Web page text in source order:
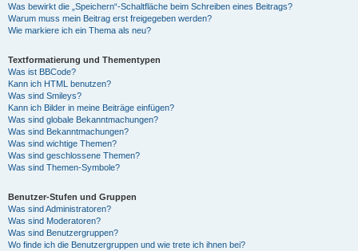
Was bewirkt die „Speichern“-Schaltfläche beim Schreiben eines Beitrags?
Warum muss mein Beitrag erst freigegeben werden?
Wie markiere ich ein Thema als neu?
Textformatierung und Thementypen
Was ist BBCode?
Kann ich HTML benutzen?
Was sind Smileys?
Kann ich Bilder in meine Beiträge einfügen?
Was sind globale Bekanntmachungen?
Was sind Bekanntmachungen?
Was sind wichtige Themen?
Was sind geschlossene Themen?
Was sind Themen-Symbole?
Benutzer-Stufen und Gruppen
Was sind Administratoren?
Was sind Moderatoren?
Was sind Benutzergruppen?
Wo finde ich die Benutzergruppen und wie trete ich ihnen bei?